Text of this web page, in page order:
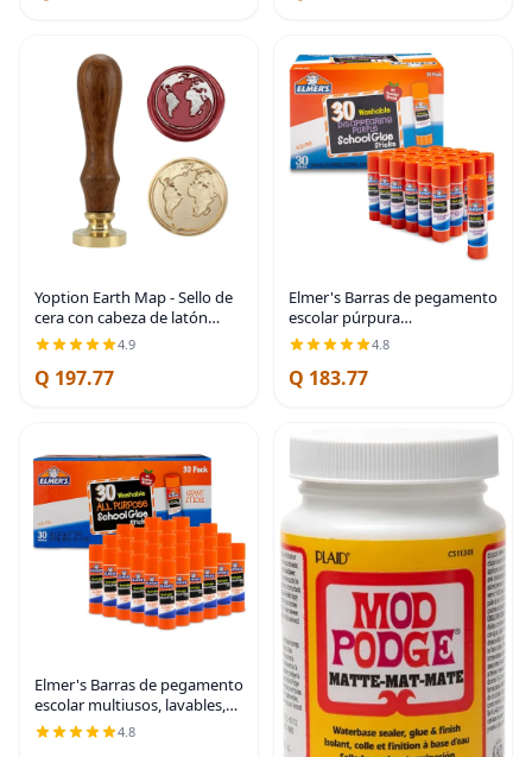
Yoption Earth Map - Sello de
cera con cabeza de latón
vintage con mango de
madera, sello de cera para
invitaciones de boda, sobres,
4.9
Q 197.77
Elmer's Barras de pegamento
escolar púrpura
desaparecidas, lavables, 0.27
onzas, 30 unidades, pósters,
regreso a la escuela, paquete
4.8
Q 183.77
Elmer's Barras de pegamento
escolar multiusos, lavables,
0.76 onzas, 30 unidades, artes
y manualidades, marca #1
4.8